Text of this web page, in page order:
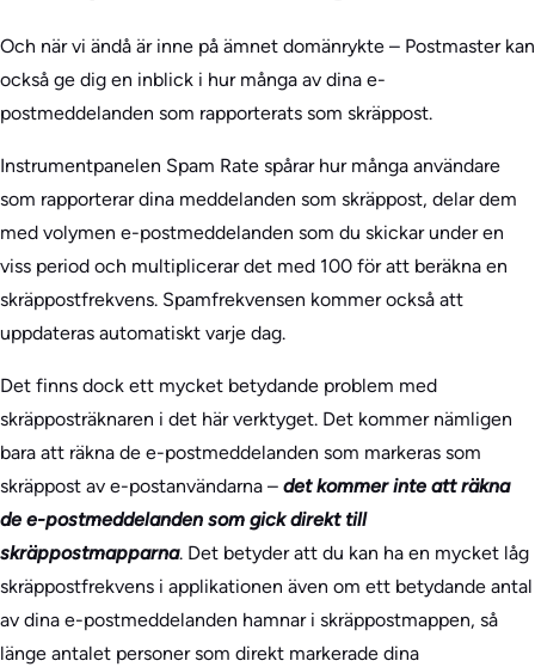
Och när vi ändå är inne på ämnet domänrykte – Postmaster kan
också ge dig en inblick i hur många av dina e-
postmeddelanden som rapporterats som skräppost.
Instrumentpanelen Spam Rate spårar hur många användare
som rapporterar dina meddelanden som skräppost, delar dem
med volymen e-postmeddelanden som du skickar under en
viss period och multiplicerar det med 100 för att beräkna en
skräppostfrekvens. Spamfrekvensen kommer också att
uppdateras automatiskt varje dag.
Det finns dock ett mycket betydande problem med
skräpposträknaren i det här verktyget. Det kommer nämligen
bara att räkna de e-postmeddelanden som markeras som
skräppost av e-postanvändarna – det kommer inte att räkna
de e-postmeddelanden som gick direkt till
skräppostmapparna. Det betyder att du kan ha en mycket låg
skräppostfrekvens i applikationen även om ett betydande antal
av dina e-postmeddelanden hamnar i skräppostmappen, så
länge antalet personer som direkt markerade dina